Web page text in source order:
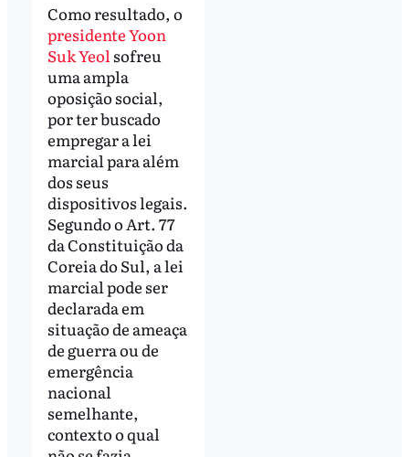
Como resultado, o
presidente Yoon
Suk Yeol sofreu
uma ampla
oposição social,
por ter buscado
empregar a lei
marcial para além
dos seus
dispositivos legais.
Segundo o Art. 77
da Constituição da
Coreia do Sul, a lei
marcial pode ser
declarada em
situação de ameaça
de guerra ou de
emergência
nacional
semelhante,
contexto o qual